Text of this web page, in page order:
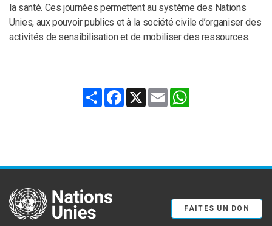
la santé. Ces journées permettent au système des Nations
Unies, aux pouvoir publics et à la société civile d’organiser des
activités de sensibilisation et de mobiliser des ressources.
Share Facebook
X Email
United Nations
FAITES UN DON